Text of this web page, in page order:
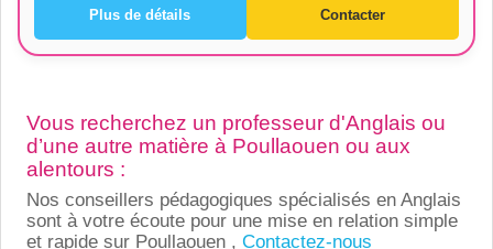
Plus de détails Contacter
Vous recherchez un professeur d'Anglais ou
d’une autre matière à Poullaouen ou aux
alentours :
Nos conseillers pédagogiques spécialisés en Anglais
sont à votre écoute pour une mise en relation simple
et rapide sur Poullaouen , Contactez-nous